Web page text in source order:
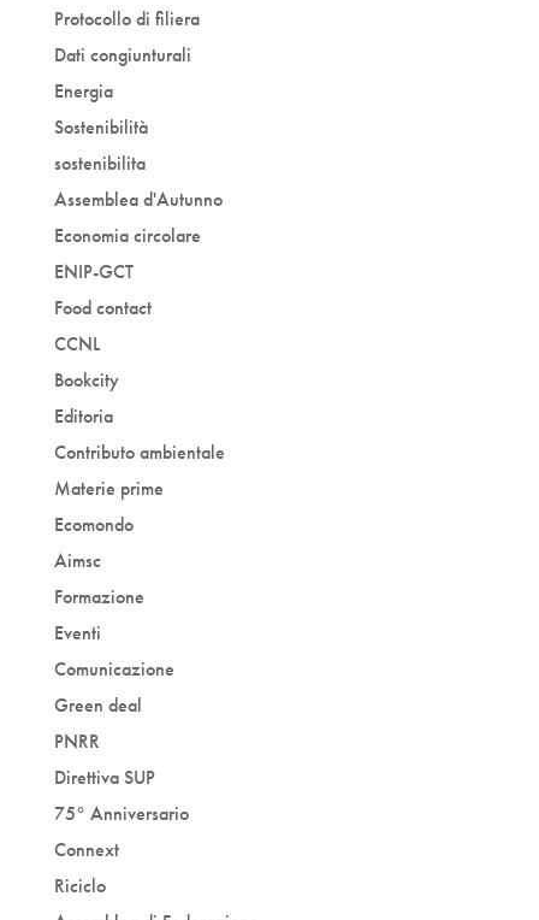
Protocollo di filiera
Dati congiunturali
Energia
Sostenibilità
sostenibilita
Assemblea d'Autunno
Economia circolare
ENIP-GCT
Food contact
CCNL
Bookcity
Editoria
Contributo ambientale
Materie prime
Ecomondo
Aimsc
Formazione
Eventi
Comunicazione
Green deal
PNRR
Direttiva SUP
75° Anniversario
Connext
Riciclo